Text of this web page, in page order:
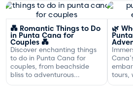
gourmet dining off the
Dominican coast.
💑 Romantic Things to Do
in Punta Cana for
Couples 💑
Discover enchanting things
to do in Punta Cana for
couples, from beachside
bliss to adventurous
🌿
tours,